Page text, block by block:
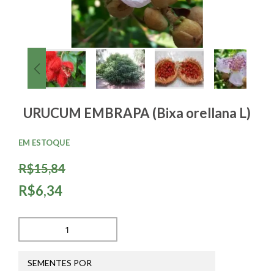
URUCUM EMBRAPA (Bixa orellana L)
R$15,84
R$6,34
EM ESTOQUE
SEMENTES POR